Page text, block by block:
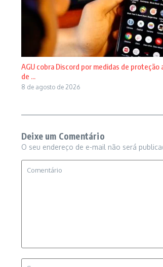
AGU cobra Discord por medidas de proteção
de ...
8 de agosto de 2026
Deixe um Comentário
O seu endereço de e-mail não será